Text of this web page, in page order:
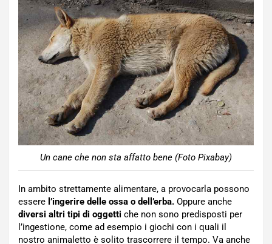
Un cane che non sta affatto bene (Foto Pixabay)
In ambito strettamente alimentare, a provocarla possono
essere l’ingerire delle ossa o dell’erba. Oppure anche
diversi altri tipi di oggetti che non sono predisposti per
l’ingestione, come ad esempio i giochi con i quali il
nostro animaletto è solito trascorrere il tempo. Va anche